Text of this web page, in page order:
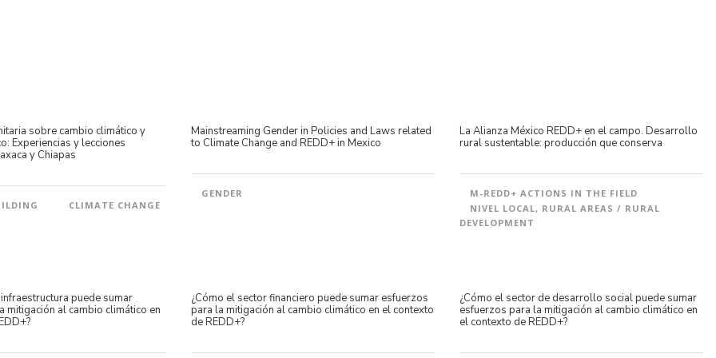
sobre cambio climático y
Experiencias y lecciones
y Chiapas
CLIMATE CHANGE
Mainstreaming Gender in Policies and Laws related
to Climate Change and REDD+ in Mexico
GENDER
La Alianza México REDD+ en el campo. Desarrollo
rural sustentable: producción que conserva
M-REDD+ ACTIONS IN THE FIELD
NIVEL LOCAL, RURAL AREAS / RURAL
DEVELOPMENT
puede sumar
mitigación al cambio climático en
¿Cómo el sector financiero puede sumar esfuerzos
para la mitigación al cambio climático en el contexto
de REDD+?
¿Cómo el sector de desarrollo social puede sumar
esfuerzos para la mitigación al cambio climático en
el contexto de REDD+?